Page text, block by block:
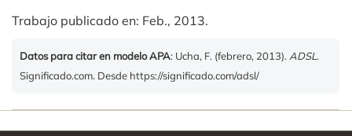
Trabajo publicado en: Feb., 2013.
Datos para citar en modelo APA: Ucha, F. (febrero, 2013). ADSL.
Significado.com. Desde https://significado.com/adsl/